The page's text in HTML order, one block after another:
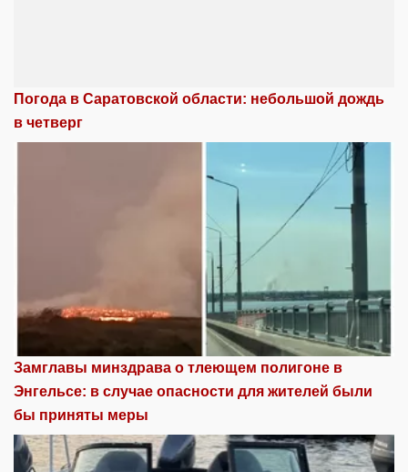
Погода в Саратовской области: небольшой дождь
в четверг
Замглавы минздрава о тлеющем полигоне в
Энгельсе: в случае опасности для жителей были
бы приняты меры